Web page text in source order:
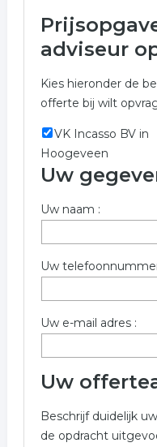
in Emmen
gerelateerde
bij op te vragen.
Wilt u informatie
de regio Emmen? Vul
volledig mogelijk in.
Trefwoorden:
hypotheken
verzekering
adviseur
Kies hieronder de
offerte bij wilt
VK Incasso BV in
Hoogeveen
Uw
Uw naam :
Uw
Uw e-mail adres :
Uw
Beschrijf duidelijk
de opdracht